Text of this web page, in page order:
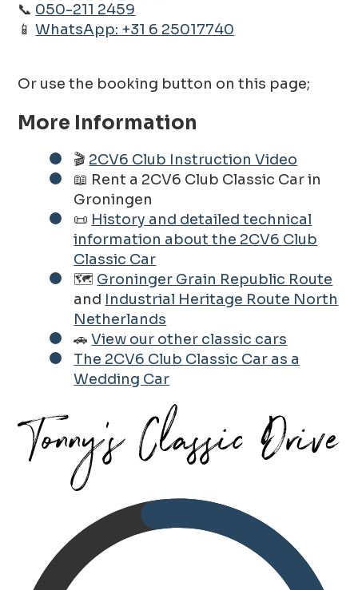
📞 050-211 2459
📱WhatsApp: +31 6 25017740
Or use the booking button on this page;
More Information
🎬 2CV6 Club Instruction Video
📖 Rent a 2CV6 Club Classic Car in
Groningen
📜 History and detailed technical
information about the 2CV6 Club
Classic Car
🗺️ Groninger Grain Republic Route
and Industrial Heritage Route North
Netherlands
🚗View our other classic cars
The 2CV6 Club Classic Car as a
Wedding Car